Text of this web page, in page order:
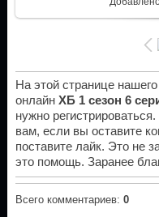
На этой странице
онлайн ХБ 1 сезон 6
нужно
вам, если вы оставите
поставите лайк. Это не
это помощь. Заранее
Всего комментариев: 0